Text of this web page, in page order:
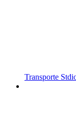
Transporte